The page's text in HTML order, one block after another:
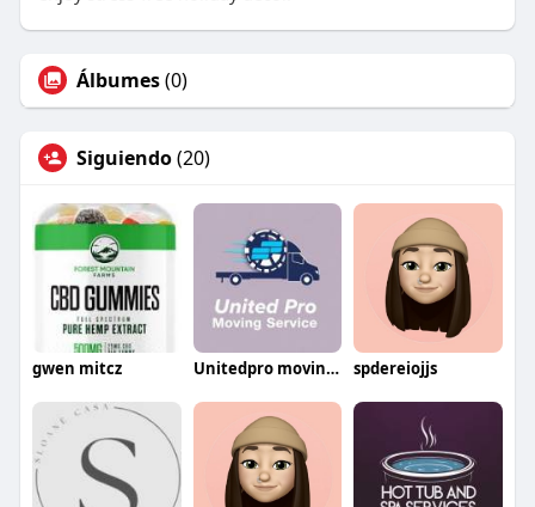
Álbumes(0)
Siguiendo(20)
gwen mitcz Unitedpro movingservices spdereiojjs